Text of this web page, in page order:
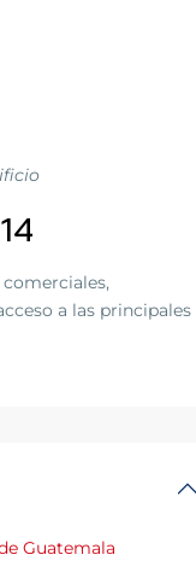
a las principales
Guatemala